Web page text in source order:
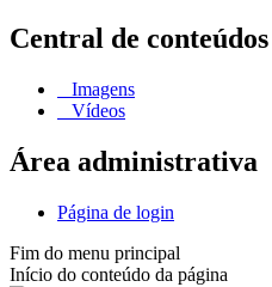
Central de conteúdos
Imagens
Vídeos
Área administrativa
Página de login
Fim do menu principal
Início do conteúdo da página